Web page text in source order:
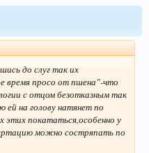
до слуг так их
время просо от пшена"-что
с отцом безотказным так
ей на голову натянет по
этих покататься,особенно у
можно состряпать по